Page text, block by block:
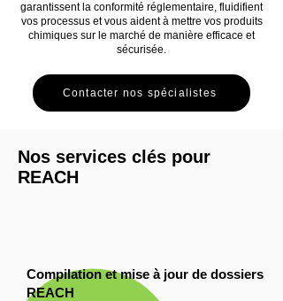
garantissent la conformité réglementaire, fluidifient
vos processus et vous aident à mettre vos produits
chimiques sur le marché de manière efficace et
sécurisée.
Contacter nos spécialistes
Nos services clés pour
REACH
Compilation et mise à jour de dossiers
REACH